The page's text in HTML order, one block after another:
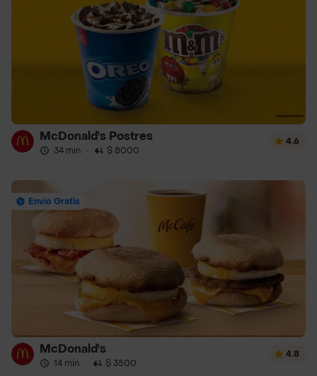
McDonald's Postres
34 min · $ 8000
4.6
Envío Gratis
McDonald's
14 min · $ 3500
4.8